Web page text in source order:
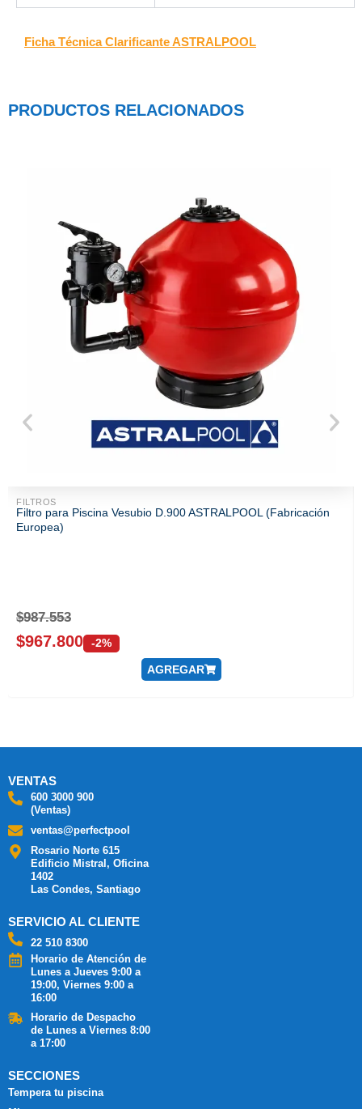
Ficha Técnica Clarificante ASTRALPOOL
PRODUCTOS RELACIONADOS
FILTROS
Filtro para Piscina Vesubio D.900 ASTRALPOOL (Fabricación
Europea)
$987.553
$967.800 -2%
AGREGAR
VENTAS
600 3000 900
(Ventas)
ventas@perfectpool
Rosario Norte 615
Edificio Mistral, Oficina
1402
Las Condes, Santiago
SERVICIO AL CLIENTE
22 510 8300
Horario de Atención de
Lunes a Jueves 9:00 a
19:00, Viernes 9:00 a
16:00
Horario de Despacho
de Lunes a Viernes 8:00
a 17:00
SECCIONES
Tempera tu piscina